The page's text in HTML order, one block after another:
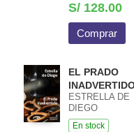
S/ 128.00
Comprar
EL PRADO
ESTRELLA DE
DIEGO
En stock